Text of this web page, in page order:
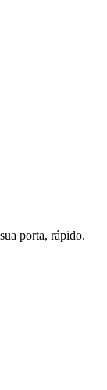
porta, rápido.